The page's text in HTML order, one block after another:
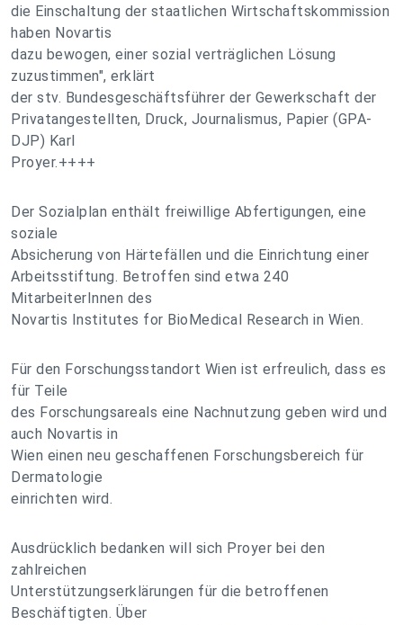
die Einschaltung der staatlichen Wirtschaftskommission
haben Novartis
dazu bewogen, einer sozial verträglichen Lösung
zuzustimmen", erklärt
der stv. Bundesgeschäftsführer der Gewerkschaft der
Privatangestellten, Druck, Journalismus, Papier (GPA-
DJP) Karl
Proyer.++++
Der Sozialplan enthält freiwillige Abfertigungen, eine
soziale
Absicherung von Härtefällen und die Einrichtung einer
Arbeitsstiftung. Betroffen sind etwa 240
MitarbeiterInnen des
Novartis Institutes for BioMedical Research in Wien.
Für den Forschungsstandort Wien ist erfreulich, dass es
für Teile
des Forschungsareals eine Nachnutzung geben wird und
auch Novartis in
Wien einen neu geschaffenen Forschungsbereich für
Dermatologie
einrichten wird.
Ausdrücklich bedanken will sich Proyer bei den
zahlreichen
Unterstützungserklärungen für die betroffenen
Beschäftigten. Über